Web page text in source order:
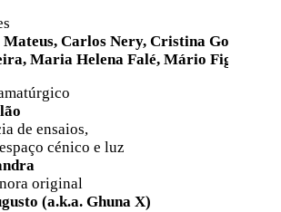
Carlos Nery, Cristina
Maria Helena Falé, Mário
de ensaios,
cénico e luz
original
(a.k.a. Ghuna X)